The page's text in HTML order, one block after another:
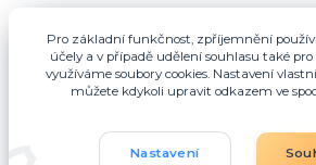
© 2026 Provaznictví Kralupy – Všechna
Pro základní funkčnost, zpříjemnění
účely a v případě udělení souhlasu také
využíváme soubory cookies. Nastavení
můžete kdykoli upravit odkazem ve
Nastavení